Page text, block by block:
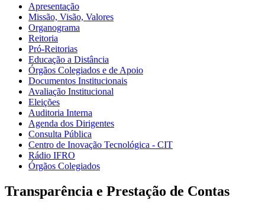
Apresentação
Missão, Visão, Valores
Organograma
Reitoria
Pró-Reitorias
Educação a Distância
Órgãos Colegiados e de Apoio
Documentos Institucionais
Avaliação Institucional
Eleições
Auditoria Interna
Agenda dos Dirigentes
Consulta Pública
Centro de Inovação Tecnológica - CIT
Rádio IFRO
Órgãos Colegiados
Transparência e Prestação de Contas